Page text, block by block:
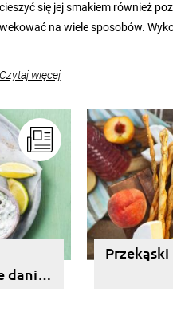
cieszyć się jej smakiem również
wekować na wiele sposobów.
Czytaj więcej
dania